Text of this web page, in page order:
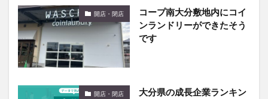
開店・閉店
コープ南大分敷地内にコイ
ンランドリーができたそう
です
開店・閉店
大分県の成長企業ランキン